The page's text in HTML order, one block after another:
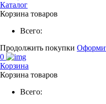
Каталог
Корзина товаров
Всего:
Продолжить покупки
0
Корзина
Корзина товаров
Всего: